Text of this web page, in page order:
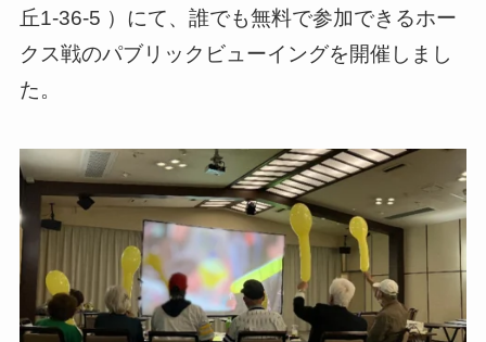
丘1-36-5 ）にて、誰でも無料で参加できるホー
クス戦のパブリックビューイングを開催しまし
た。